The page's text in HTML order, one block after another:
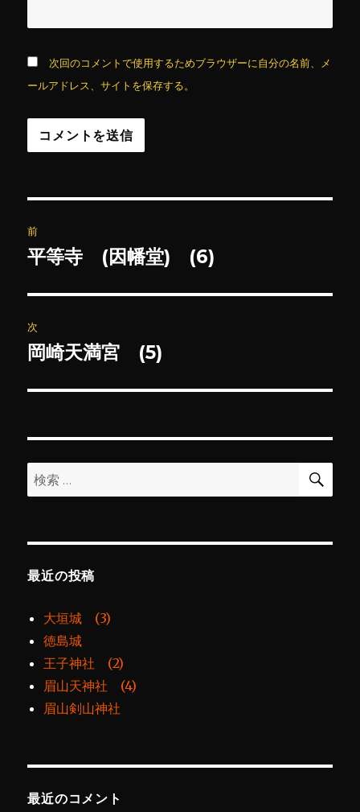
次回のコメントで使用するためブラウザーに自分の名前、メ
ールアドレス、サイトを保存する。
稿
ビ
ゲ
ー
ン
前
前
投
稿:
平等寺 (因幡堂) (6)
次
次
投
岡崎天満宮 (5)
検
索:
検
最近の投稿
大垣城 (3)
徳島城
王子神社 (2)
眉山天神社 (4)
眉山剣山神社
最近のコメント